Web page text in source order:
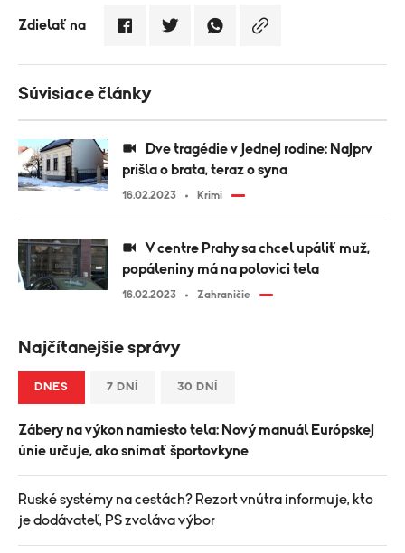
Zdielať na
Súvisiace články
prišla o brata, teraz o syna
16.02.2023 Krimi
popáleniny má na polovici tela
16.02.2023 Zahraničie
Najčítanejšie správy
DNES 7 DNÍ 30 DNÍ
Zábery na výkon namiesto tela: Nový manuál Európskej
únie určuje, ako snímať športovkyne
Ruské systémy na cestách? Rezort vnútra informuje, kto
je dodávateľ, PS zvoláva výbor